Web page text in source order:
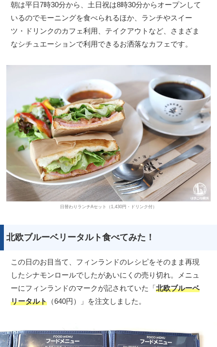
朝は平日7時30分から、土日祝は8時30分からオープンして
いるのでモーニングを食べられるほか、ランチやスイー
ツ・ドリンクのカフェ利用、テイクアウトなど、さまざま
なシチュエーションで利用できるお洒落なカフェです。
日替わりランチAセット（1,430円・ドリンク付）
北欧ブルーベリータルト食べてみた！
この日のお目当て、フィンランドのレシピをそのまま再現
したシナモンロールでしたがあいにくの売り切れ。メニュ
ーにフィンランドのマークが記されていた「北欧ブルーベ
リータルト （640円）」を注文しました。